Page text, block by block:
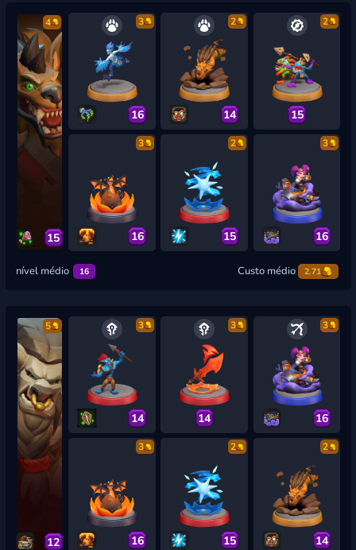
4
15
3
16
2
14
2
15
3
16
2
15
3
16
nível médio 16 Custo médio 2.71
5
12
3
14
3
14
3
16
3
16
2
15
2
14